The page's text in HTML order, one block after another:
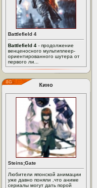
Battlefield 4
Battlefield 4 - продолжение
венценосного мультиплеер-
ориентированного шутера от
первого ли...
Кино
Steins;Gate
Любители японской анимации
уже давно поняли ,что аниме
сериалы могут дать порой